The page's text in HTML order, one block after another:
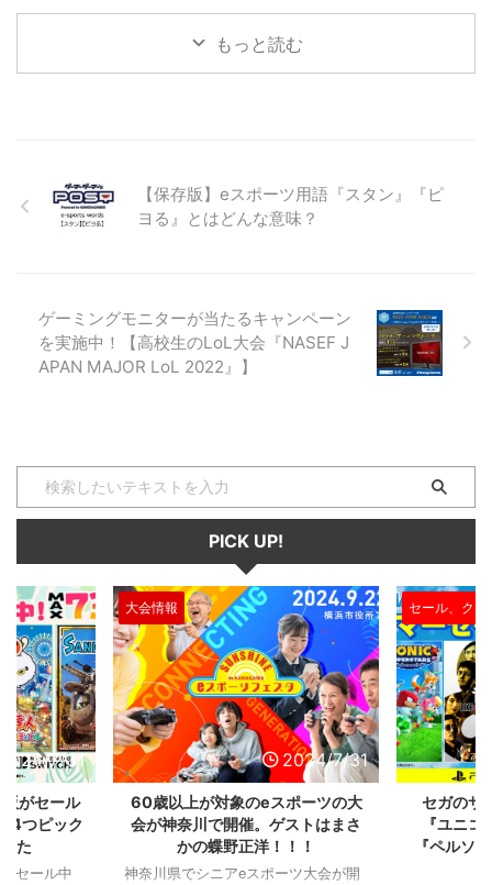
する気配がありません。政府によ
すめしたいゲームソフトを紹介し
ていきます☆ Apex
れ、配信後わずか１ヶ月で総プレ
イヤー数500 ...
もっと読む
【保存版】eスポーツ用語『スタン』『ピ
ヨる』とはどんな意味？
ゲーミングモニターが当たるキャンペーン
を実施中！【高校生のLoL大会『NASEF J
APAN MAJOR LoL 2022』】
PICK UP!
2024/7/31
がセール
4つピック
た
セール中
大会情報
2024/7/31
60歳以上が対象のeスポーツの大
会が神奈川で開催。ゲストはまさ
かの蝶野正洋！！！
神奈川県でシニアeスポーツ大会が開
セール、クー
セガのサ
『ユニ
『ペルソ